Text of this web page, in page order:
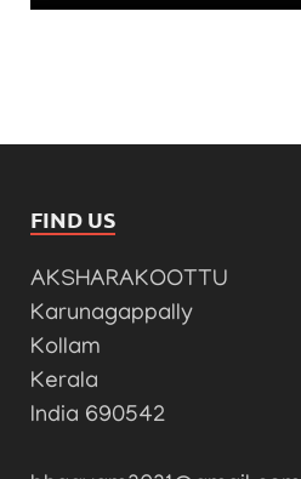
FIND US
AKSHARAKOOTTU
Karunagappally
Kollam
Kerala
India 690542